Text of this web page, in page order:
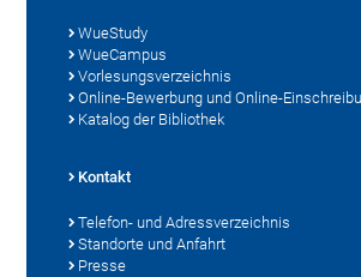
WueStudy
WueCampus
Vorlesungsverzeichnis
Online-Bewerbung und Online-
Katalog der Bibliothek
Kontakt
Telefon- und Adressverzeichnis
Standorte und Anfahrt
Presse